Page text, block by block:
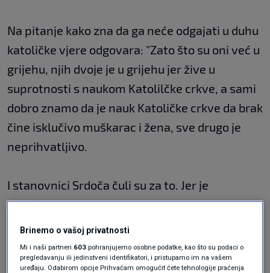
Na pitanje kako zna da ga neće odgajati u duhu
katoličke vjere odgovara: "Zato što su oni već u
grijehu, njih dvoje je u grijehu jer žive u
suprotnosti s naukom Katolilčke crkve, a sami
dobro znamo da je nauk Katoličke crkve da brak
čine isklučivo muškarac i žena, sve drugo je
neprihvatljivo.
I stanovnici Srdoča čuli su za to. Jer je
velečasni o svemu upitao pastvu na
Facebooku, upozorivši da nema vrijeđanja.
Neki stali na Zebinu stranu.
Brinemo o vašoj privatnosti
Mi i naši partneri 603 pohranjujemo osobne podatke, kao što su podaci o
pregledavanju ili jedinstveni identifikatori, i pristupamo im na vašem
uređaju. Odabirom opcije Prihvaćam omogućit ćete tehnologije praćenja